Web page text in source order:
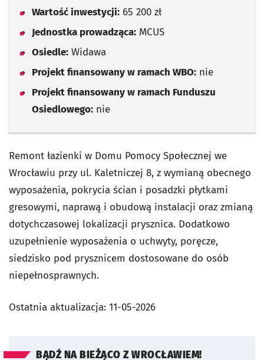
Wartość inwestycji: 65 200 zł
Jednostka prowadząca: MCUS
Osiedle: Widawa
Projekt finansowany w ramach WBO: nie
Projekt finansowany w ramach Funduszu
Osiedlowego: nie
Remont łazienki w Domu Pomocy Społecznej we
Wrocławiu przy ul. Kaletniczej 8, z wymianą obecnego
wyposażenia, pokrycia ścian i posadzki płytkami
gresowymi, naprawą i obudową instalacji oraz zmianą
dotychczasowej lokalizacji prysznica. Dodatkowo
uzupełnienie wyposażenia o uchwyty, poręcze,
siedzisko pod prysznicem dostosowane do osób
niepełnosprawnych.
Ostatnia aktualizacja: 11-05-2026
BĄDŹ NA BIEŻĄCO Z WROCŁAWIEM!